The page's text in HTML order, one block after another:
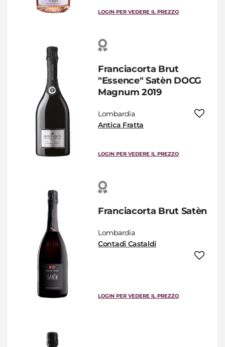
LOGIN PER VEDERE IL PREZZO
Franciacorta Brut
"Essence" Satèn DOCG
Magnum 2019
Lombardia
Antica Fratta
LOGIN PER VEDERE IL PREZZO
Franciacorta Brut Satèn
Lombardia
Contadi Castaldi
LOGIN PER VEDERE IL PREZZO